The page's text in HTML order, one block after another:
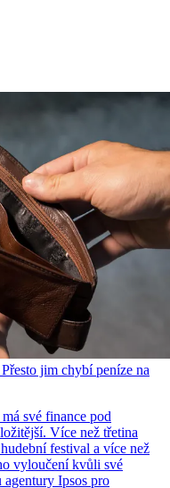
jim chybí peníze na
své finance pod
Více než třetina
festival a více než
vyloučení kvůli své
Ipsos pro